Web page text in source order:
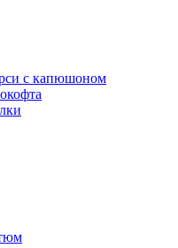
с капюшоном